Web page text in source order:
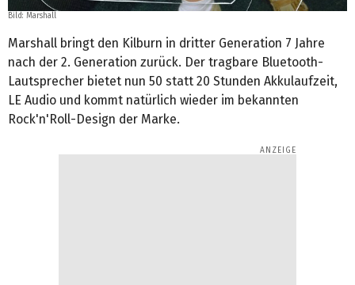
Bild: Marshall
Marshall bringt den Kilburn in dritter Generation 7 Jahre
nach der 2. Generation zurück. Der tragbare Bluetooth-
Lautsprecher bietet nun 50 statt 20 Stunden Akkulaufzeit,
LE Audio und kommt natürlich wieder im bekannten
Rock'n'Roll-Design der Marke.